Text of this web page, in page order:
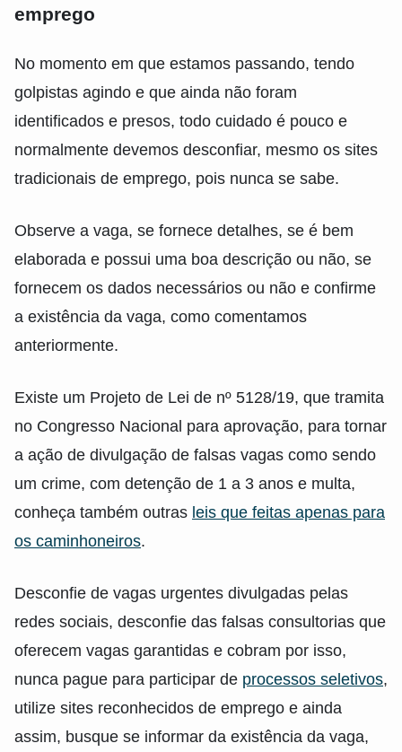
emprego
No momento em que estamos passando, tendo
golpistas agindo e que ainda não foram
identificados e presos, todo cuidado é pouco e
normalmente devemos desconfiar, mesmo os sites
tradicionais de emprego, pois nunca se sabe.
Observe a vaga, se fornece detalhes, se é bem
elaborada e possui uma boa descrição ou não, se
fornecem os dados necessários ou não e confirme
a existência da vaga, como comentamos
anteriormente.
Existe um Projeto de Lei de nº 5128/19, que tramita
no Congresso Nacional para aprovação, para tornar
a ação de divulgação de falsas vagas como sendo
um crime, com detenção de 1 a 3 anos e multa,
conheça também outras leis que feitas apenas para
os caminhoneiros.
Desconfie de vagas urgentes divulgadas pelas
redes sociais, desconfie das falsas consultorias que
oferecem vagas garantidas e cobram por isso,
nunca pague para participar de processos seletivos,
utilize sites reconhecidos de emprego e ainda
assim, busque se informar da existência da vaga,